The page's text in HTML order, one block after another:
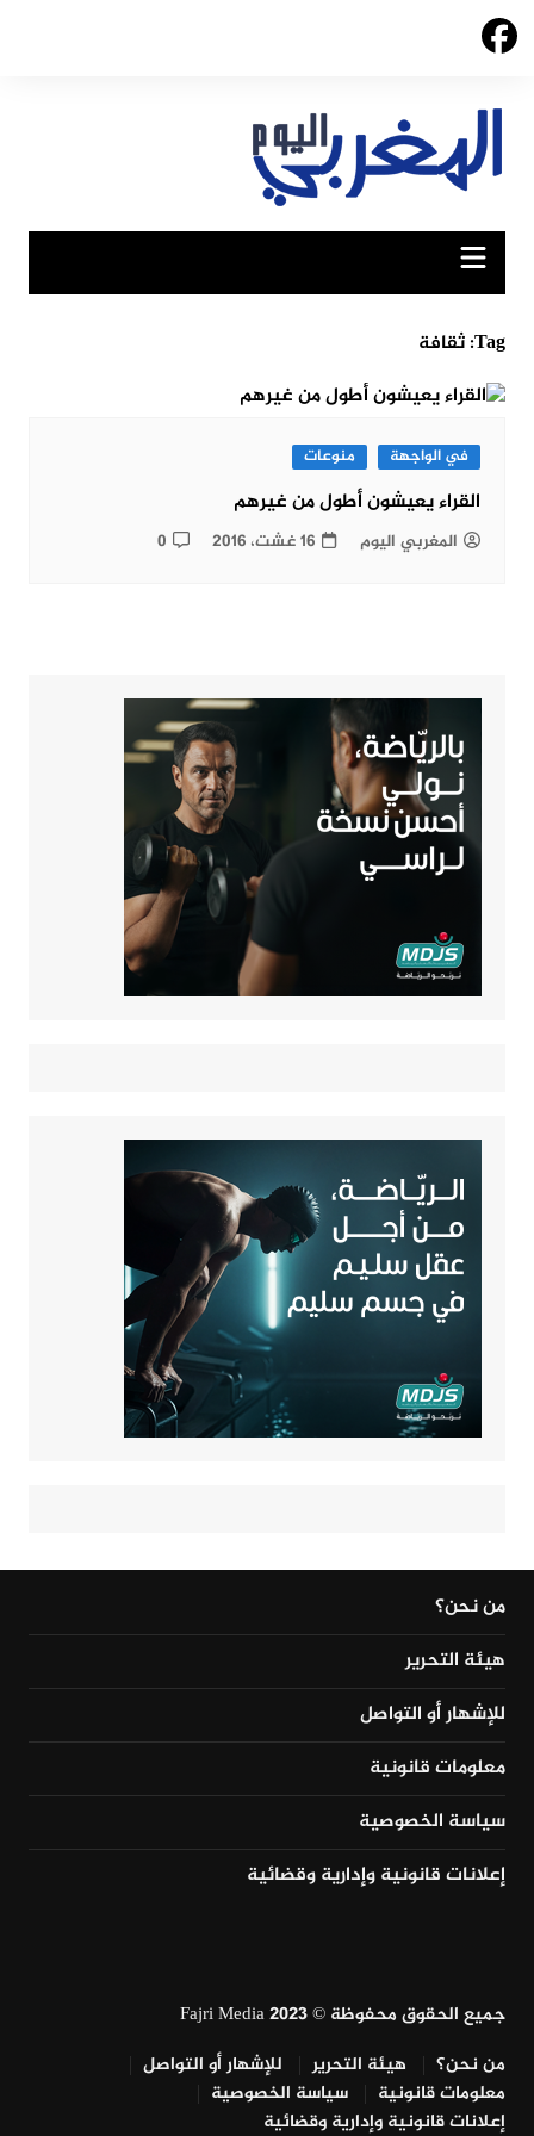
Skip
Tag: ثقافة
في الواجهة منوعات
القراء يعيشون أطول من غيرهم
المغربي اليوم 16 غشت، 2016 0
من نحن؟
هيئة التحرير
للإشهار أو التواصل
معلومات قانونية
سياسة الخصوصية
إعلانات قانونية وإدارية وقضائية
جميع الحقوق محفوظة © Fajri Media 2023
من نحن؟
هيئة التحرير
للإشهار أو التواصل
معلومات قانونية
سياسة الخصوصية
إعلانات قانونية وإدارية وقضائية